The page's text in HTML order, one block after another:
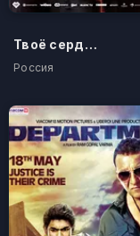
Твоё сердце будет разбито
Россия